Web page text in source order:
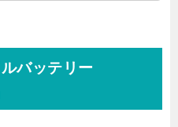
バッテリー